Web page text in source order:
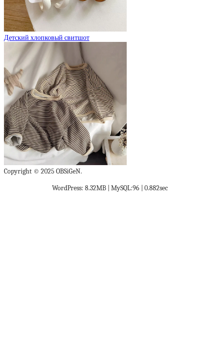
Детский хлопковый свитшот
Copyright © 2025 OBSiGeN.
WordPress: 8.32MB | MySQL:96 | 0.882sec